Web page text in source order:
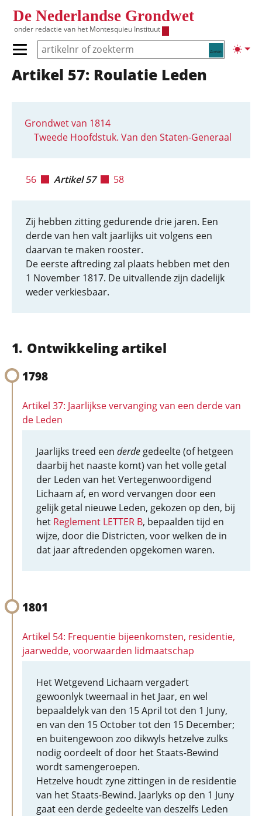
De Nederlandse Grondwet
onder redactie van het Montesquieu Instituut
Zoeken
Primair menu tonen/verbergen
Hoofdnavigatie
Artikel 57: Roulatie Leden
Grondwet van 1814
Tweede Hoofdstuk. Van den Staten-Generaal
56 Artikel 57 58
Zij hebben zitting gedurende drie jaren. Een
derde van hen valt jaarlijks uit volgens een
daarvan te maken rooster.
De eerste aftreding zal plaats hebben met den
1 November 1817. De uitvallende zijn dadelijk
weder verkiesbaar.
Ontwikkeling artikel
1798
Artikel 37: Jaarlijkse vervanging van een derde van
de Leden
Jaarlijks treed een derde gedeelte (of hetgeen
daarbij het naaste komt) van het volle getal
der Leden van het Vertegenwoordigend
Lichaam af, en word vervangen door een
gelijk getal nieuwe Leden, gekozen op den, bij
het Reglement LETTER B, bepaalden tijd en
wijze, door die Districten, voor welken de in
dat jaar aftredenden opgekomen waren.
1801
Artikel 54: Frequentie bijeenkomsten, residentie,
jaarwedde, voorwaarden lidmaatschap
Het Wetgevend Lichaam vergadert
gewoonlyk tweemaal in het Jaar, en wel
bepaaldelyk van den 15 April tot den 1 Juny,
en van den 15 October tot den 15 December;
en buitengewoon zoo dikwyls hetzelve zulks
nodig oordeelt of door het Staats-Bewind
wordt samengeroepen.
Hetzelve houdt zyne zittingen in de residentie
van het Staats-Bewind. Jaarlyks op den 1 Juny
gaat een derde gedeelte van deszelfs Leden